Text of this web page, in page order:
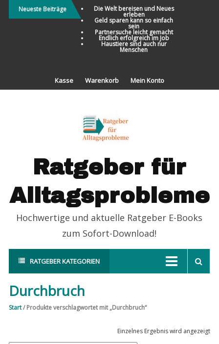
Direkt
zum
Neueste Beiträge Die Welt bereisen und Neues
erleben
Geld sparen kann so einfach
sein
Partnersuche leicht gemacht
Endlich erfolgreich im Job
Haustiere sind auch nur
Menschen
Kasse Warenkorb Mein Konto
Ratgeber für
Alltagsprobleme
Hochwertige und aktuelle Ratgeber E-Books
zum Sofort-Download!
RATGEBER KATEGORIEN
Durchbruch
Start/ Produkte verschlagwortet mit „Durchbruch“
Einzelnes Ergebnis wird angezeigt